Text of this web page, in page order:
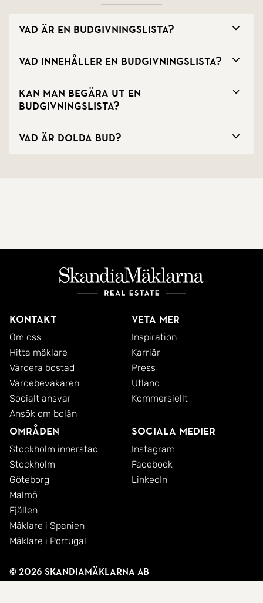
Vad är en budgivningslista?
Vad innehåller en budgivningslista?
Kan man begära ut en
budgivningslista?
Vad är dolda bud?
Kontakt
Om oss
Hitta mäklare
Värdera bostad
Värdebevakaren
Socialt ansvar
Ansök om bolån
Veta mer
Inspiration
Karriär
Press
Utland
Kommersiellt
Områden
Stockholm innerstad
Stockholm
Göteborg
Malmö
Fjällen
Mäklare i Spanien
Mäklare i Portugal
Sociala medier
Instagram
Facebook
LinkedIn
© 2026 SkandiaMäklarna AB